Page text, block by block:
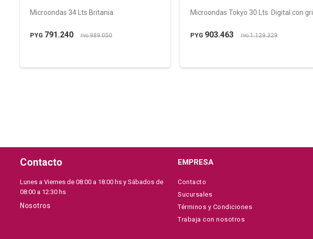
Microondas 34 Lts Britania
PYG 791.240 PYG989.050
Microondas Tokyo 30 Lts. Digital con grill
PYG 903.463 PYG1.129.329
Contacto
Lunes a Viernes de 08:00 a 18:00 hs y Sábados de
08:00 a 12:30 hs
Nosotros
EMPRESA
Contacto
Sucursales
Términos y Condiciones
Trabaja con nosotros